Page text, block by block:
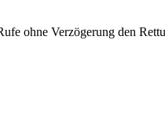
ohne Verzögerung den